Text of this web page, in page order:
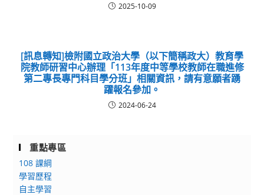
2025-10-09
[訊息轉知]檢附國立政治大學（以下簡稱政大）教育學
院教師研習中心辦理「113年度中等學校教師在職進修
第二專長專門科目學分班」相關資訊，請有意願者踴
躍報名參加。
2024-06-24
重點專區
108 課綱
學習歷程
自主學習